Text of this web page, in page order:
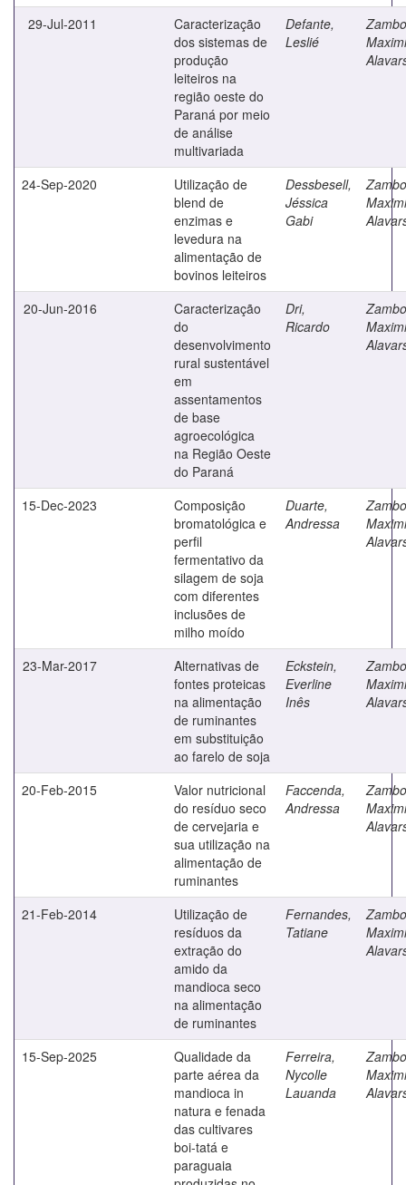
29-Jul-2011
Caracterização
dos sistemas de
produção
leiteiros na
região oeste do
Paraná por meio
de análise
multivariada
Defante,
Leslié
24-Sep-2020
Utilização de
blend de
enzimas e
levedura na
alimentação de
bovinos leiteiros
Dessbesell,
Jéssica
Gabi
20-Jun-2016
Caracterização
do
desenvolvimento
rural sustentável
em
assentamentos
de base
agroecológica
na Região Oeste
do Paraná
Dri,
Ricardo
15-Dec-2023
Composição
bromatológica e
perfil
fermentativo da
silagem de soja
com diferentes
inclusões de
milho moído
Duarte,
Andressa
23-Mar-2017
Alternativas de
fontes proteicas
na alimentação
de ruminantes
em substituição
ao farelo de soja
Eckstein,
Everline
Inês
20-Feb-2015
Valor nutricional
do resíduo seco
de cervejaria e
sua utilização na
alimentação de
ruminantes
Faccenda,
Andressa
21-Feb-2014
Utilização de
resíduos da
extração do
amido da
mandioca seco
na alimentação
de ruminantes
Fernandes,
Tatiane
15-Sep-2025
Qualidade da
parte aérea da
mandioca in
natura e fenada
das cultivares
boi-tatá e
paraguaia
Ferreira,
Nycolle
Lauanda